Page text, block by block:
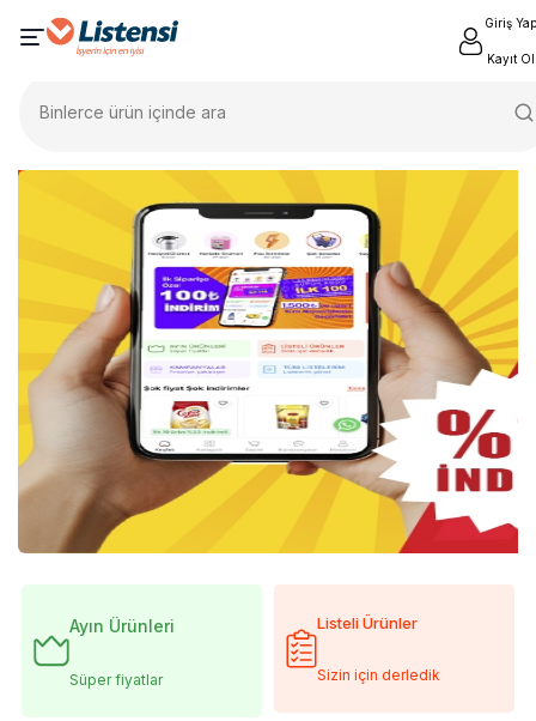
Giriş Yap
Kayıt Ol
Binlerce ürün içinde ara
Ayın Ürünleri
Süper fiyatlar
Listeli Ürünler
Sizin için derledik